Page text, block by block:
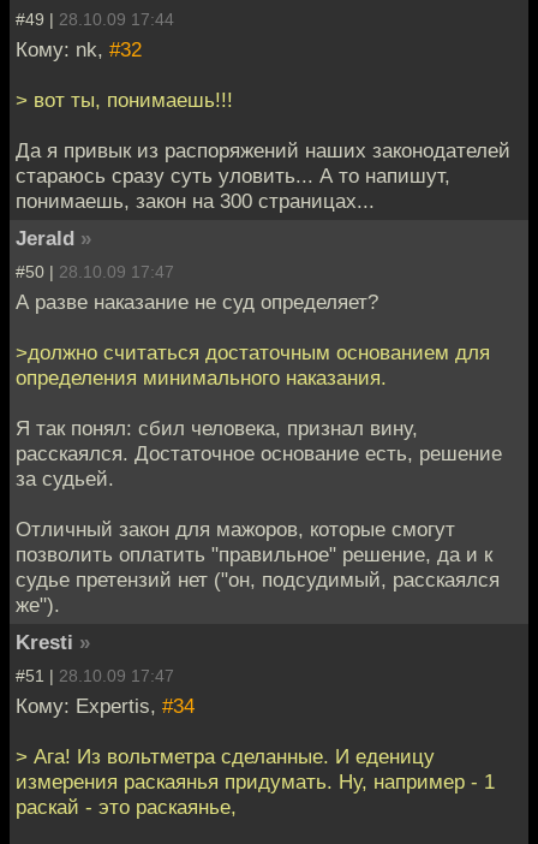
#49 | 28.10.09 17:44
Кому: nk, #32
> вот ты, понимаешь!!!
Да я привык из распоряжений наших законодателей
стараюсь сразу суть уловить... А то напишут,
понимаешь, закон на 300 страницах...
Jerald »
#50 | 28.10.09 17:47
А разве наказание не суд определяет?
>должно считаться достаточным основанием для
определения минимального наказания.
Я так понял: сбил человека, признал вину,
расскаялся. Достаточное основание есть, решение
за судьей.
Отличный закон для мажоров, которые смогут
позволить оплатить "правильное" решение, да и к
судье претензий нет ("он, подсудимый, расскаялся
же").
Kresti »
#51 | 28.10.09 17:47
Кому: Expertis, #34
> Ага! Из вольтметра сделанные. И еденицу
измерения раскаянья придумать. Ну, например - 1
раскай - это раскаянье,